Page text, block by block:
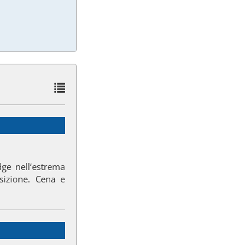
nell’estrema
Cena e